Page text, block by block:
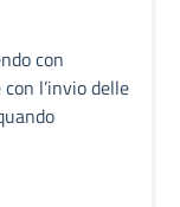
con
l’invio delle